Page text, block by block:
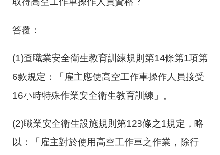
答覆：
(1)查職業安全衛生教育訓練規則第14條第1項第
6款規定：「雇主應使高空工作車操作人員接受
16小時特殊作業安全衛生教育訓練」。
(2)職業安全衛生設施規則第128條之1規定，略
以：「雇主對於使用高空工作車之作業，除行